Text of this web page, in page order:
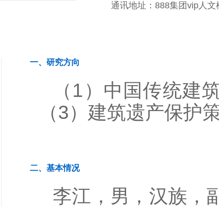
通讯地址：888集团vip人文
一、研究方向
（ 1 ）中国传统建
（3）建筑遗产保护
二、基本情况
李江，男，汉族，